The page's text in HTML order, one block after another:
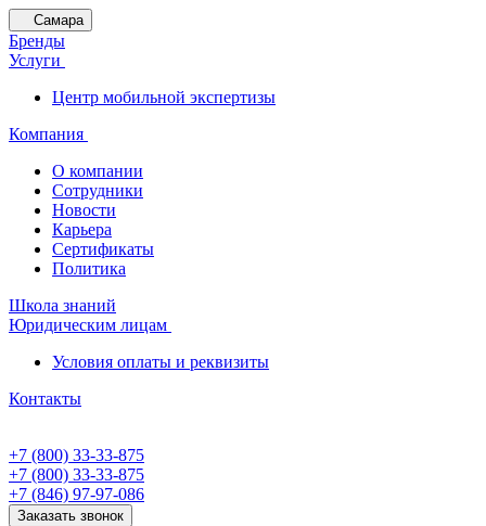
Самара
Бренды
Услуги
Центр мобильной экспертизы
Компания
О компании
Сотрудники
Новости
Карьера
Сертификаты
Политика
Школа знаний
Юридическим лицам
Условия оплаты и реквизиты
Контакты
+7 (800) 33-33-875
+7 (800) 33-33-875
+7 (846) 97-97-086
Заказать звонок